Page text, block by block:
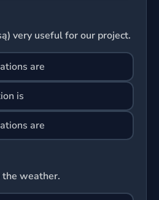
very useful for our project.
are
is
are
the weather.